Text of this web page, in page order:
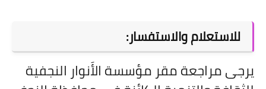
للاستعلام والاستفسار:
يرجى مراجعة مقر مؤسسة الأَنوار النجفية